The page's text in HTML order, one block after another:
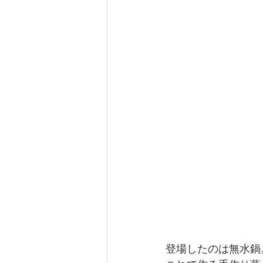
登場したのは無水鍋